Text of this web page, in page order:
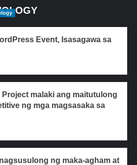
Event, Isasagawa sa
malaki ang maitutulong
ng mga magsasaka sa
ng maka-agham at